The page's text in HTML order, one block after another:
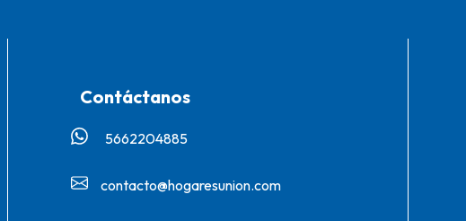
Contáctanos
5662204885‬
contacto@hogaresunion.com